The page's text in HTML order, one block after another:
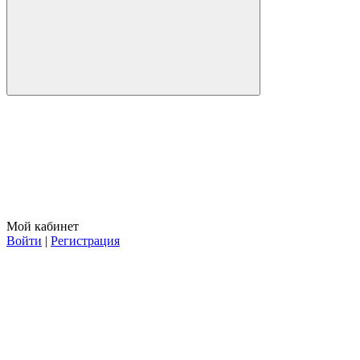
Мой кабинет
Войти | Регистрация